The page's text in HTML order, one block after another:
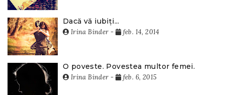
Dacă vă iubiți...
Irina Binder - feb. 14, 2014
O poveste. Povestea multor femei.
Irina Binder - feb. 6, 2015